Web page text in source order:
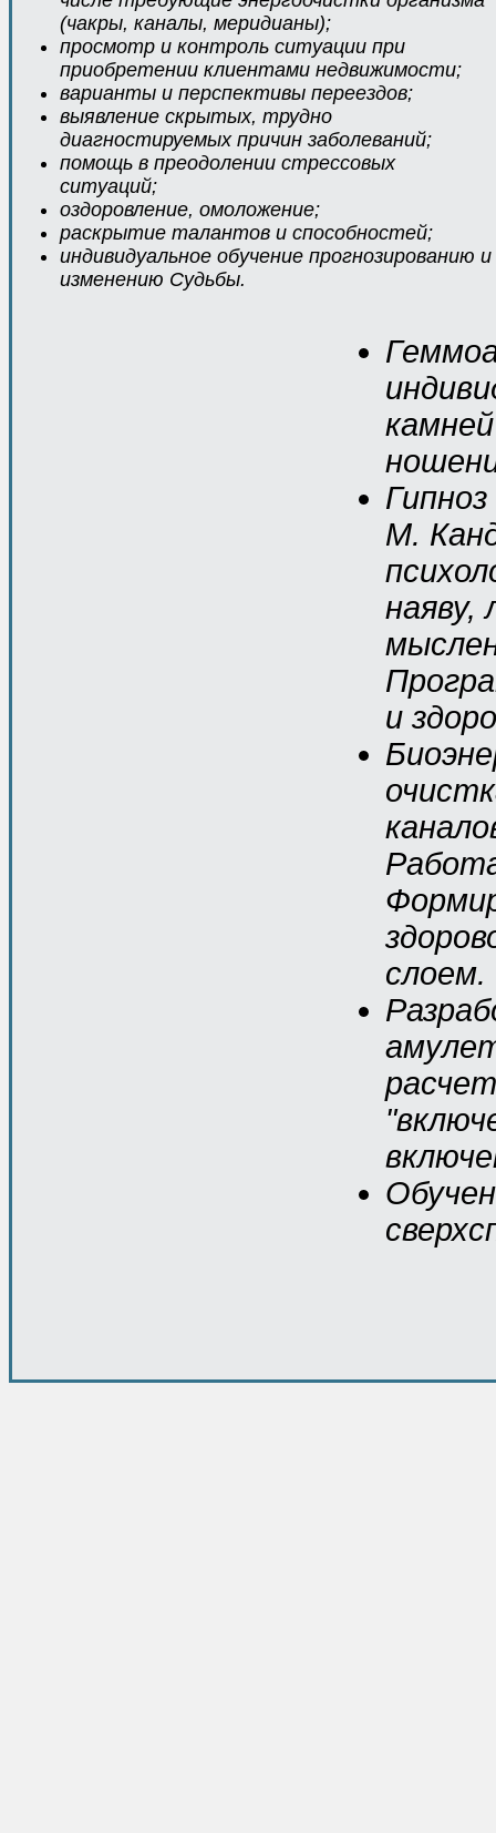
(чакры, каналы, меридианы);
просмотр и контроль ситуации при
приобретении клиентами недвижимости;
варианты и перспективы переездов;
выявление скрытых, трудно
диагностируемых причин заболеваний;
помощь в преодолении стрессовых
ситуаций;
оздоровление, омоложение;
раскрытие талантов и способностей;
индивидуальное обучение прогнозированию и
изменению Судьбы.
М.
наяву,
и
слоем.